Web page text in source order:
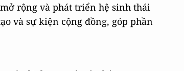
rộng và phát triển hệ sinh thái
và sự kiện cộng đồng, góp phần